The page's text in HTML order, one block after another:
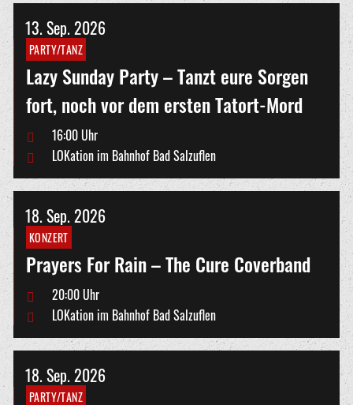
13.Sep.2026
PARTY/TANZ
Lazy Sunday Party – Tanzt eure Sorgen
fort, noch vor dem ersten Tatort-Mord
16:00 Uhr
LOKation im Bahnhof Bad Salzuflen
18.Sep.2026
KONZERT
Prayers For Rain – The Cure Coverband
20:00 Uhr
LOKation im Bahnhof Bad Salzuflen
18.Sep.2026
PARTY/TANZ